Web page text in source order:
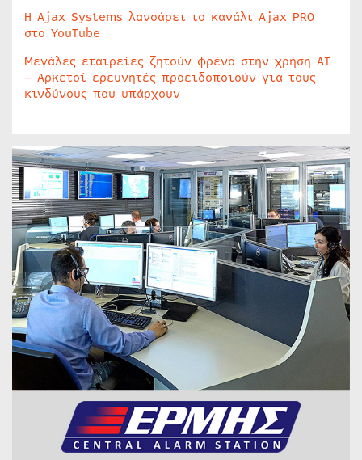
Η Ajax Systems λανσάρει το κανάλι Ajax PRO
στο YouTube
Μεγάλες εταιρείες ζητούν φρένο στην χρήση AI
– Αρκετοί ερευνητές προειδοποιούν για τους
κινδύνους που υπάρχουν